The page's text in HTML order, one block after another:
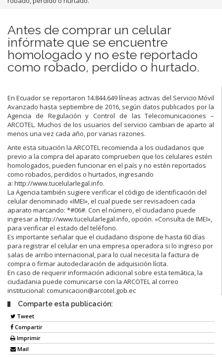
Antes de comprar un celular
infórmate que se encuentre
homologado y no este reportado
como robado, perdido o hurtado.
En Ecuador se reportaron 14.844.649 líneas activas del Servicio Móvil
Avanzado hasta septiembre de 2016, según datos publicados por la
Agencia de Regulación y Control de las Telecomunicaciones –
ARCOTEL. Muchos de los usuarios del servicio cambian de aparto al
menos una vez cada año, por varias razones.
Ante esta situación la ARCOTEL recomienda a los ciudadanos que
previo a la compra del aparato comprueben que los celulares estén
homologados, pueden funcionar en el país y no estén reportados
como robados, perdidos o hurtados, ingresando
a: http://www.tucelularlegal.info.
La Agencia también sugiere verificar el código de identificación del
celular denominado «IMEI», el cual puede ser revisadoen cada
aparato marcando: *#06#. Con el número, el ciudadano puede
ingresar a http://www.tucelularlegal.info, opción. «Consulta de IMEI»,
para verificar el estado del teléfono.
Es importante señalar que el ciudadano dispone de hasta 60 días
para registrar el celular en una empresa operadora si lo ingreso por
salas de arribo internacional, para lo cual necesita la factura de
compra o firmar autodeclaración de adquisición lícita.
En caso de requerir información adicional sobre esta temática, la
ciudadania puede comunicarse con la ARCOTEL al correo
institucional: comunicacion@arcotel.gob.ec
Comparte esta publicación:
Tweet
Compartir
Imprimir
Mail